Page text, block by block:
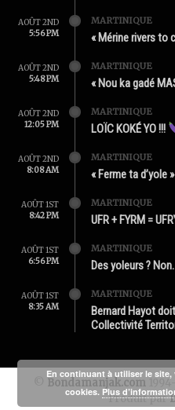
AOÛT 2ND
5:56 PM
MARTINIQUE
« Mérine rivers to
AOÛT 2ND
5:48 PM
MARTINIQUE
« Nou ka gadé
AOÛT 2ND
12:05 PM
MARTINIQUE
LOÏC KOKÉ YO !!!
AOÛT 2ND
8:08 AM
MARTINIQUE
« Ferme ta d’yole »
AOÛT 1ST
8:42 PM
MARTINIQUE
UFR + FYRM =
AOÛT 1ST
6:56 PM
MARTINIQUE
Des yoleurs ?
AOÛT 1ST
8:35 AM
MARTINIQUE
Bernard Hayot
Collectivité
Bondamanjak.com
Produit par
En continuant à utiliser le
cookies. Plus